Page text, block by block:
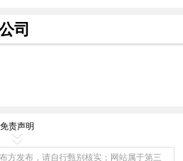
司
免责声明
方发布，请自行甄别核实；网站属于第三